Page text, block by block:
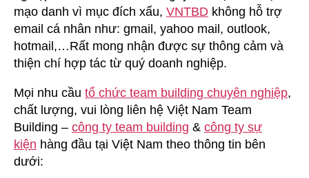
mạo danh vì mục đích xấu, VNTBD không hỗ trợ
email cá nhân như: gmail, yahoo mail, outlook,
hotmail,…Rất mong nhận được sự thông cảm và
thiện chí hợp tác từ quý doanh nghiệp.
Mọi nhu cầu tổ chức team building chuyên nghiệp,
chất lượng, vui lòng liên hệ Việt Nam Team
Building – công ty team building & công ty sự
kiện hàng đầu tại Việt Nam theo thông tin bên
dưới: